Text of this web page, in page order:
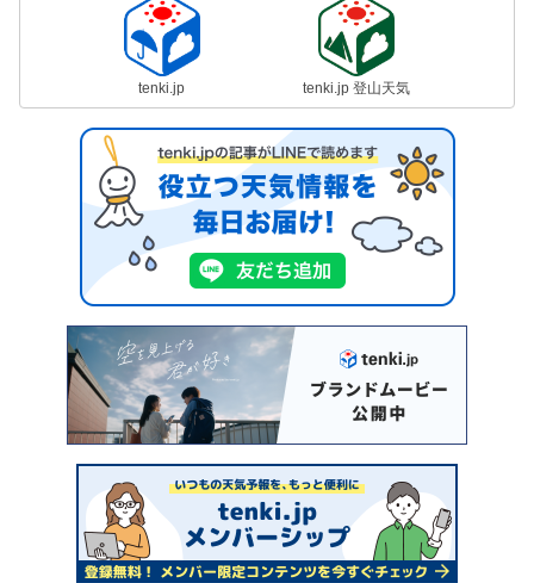
tenki.jp tenki.jp 登山天気